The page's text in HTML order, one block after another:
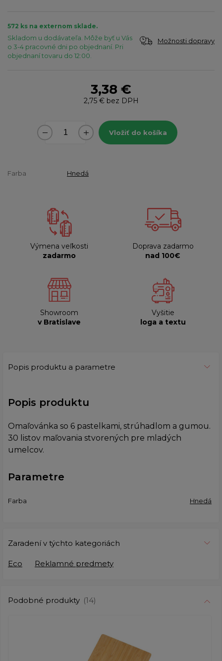
572 ks na externom sklade.
Skladom u dodávateľa. Môže byť u Vás
o 3-4 pracovné dni po objednaní. Pri
objednaní tovaru do 12:00.
Možnosti dopravy
3,38 €
2,75 €bez DPH
Vložiť do košíka
Farba Hnedá
Výmena veľkosti
zadarmo
Doprava zadarmo
nad 100€
Showroom
v Bratislave
Vyšitie
loga a textu
Popis produktu a parametre
Popis produktu
Omaľovánka so 6 pastelkami, strúhadlom a gumou.
30 listov maľovania stvorených pre mladých
umelcov.
Parametre
Farba Hnedá
Zaradení v týchto kategoriách
Eco Reklamné predmety
Podobné produkty (14)